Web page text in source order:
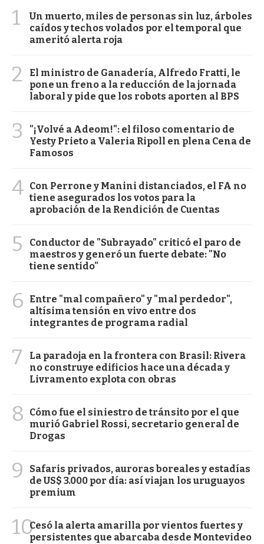
1
Un muerto, miles de personas sin luz, árboles
caídos y techos volados por el temporal que
ameritó alerta roja
2
El ministro de Ganadería, Alfredo Fratti, le
pone un freno a la reducción de la jornada
laboral y pide que los robots aporten al BPS
3
"¡Volvé a Adeom!": el filoso comentario de
Yesty Prieto a Valeria Ripoll en plena Cena de
Famosos
4 Con Perrone y Manini distanciados, el FA no
tiene asegurados los votos para la
aprobación de la Rendición de Cuentas
5
Conductor de "Subrayado" criticó el paro de
maestros y generó un fuerte debate: "No
tiene sentido"
6
Entre "mal compañero" y "mal perdedor",
altísima tensión en vivo entre dos
integrantes de programa radial
7
La paradoja en la frontera con Brasil: Rivera
no construye edificios hace una década y
Livramento explota con obras
8
Cómo fue el siniestro de tránsito por el que
murió Gabriel Rossi, secretario general de
Drogas
9
Safaris privados, auroras boreales y estadías
de US$ 3.000 por día: así viajan los uruguayos
premium
10Cesó la alerta amarilla por vientos fuertes y
persistentes que abarcaba desde Montevideo